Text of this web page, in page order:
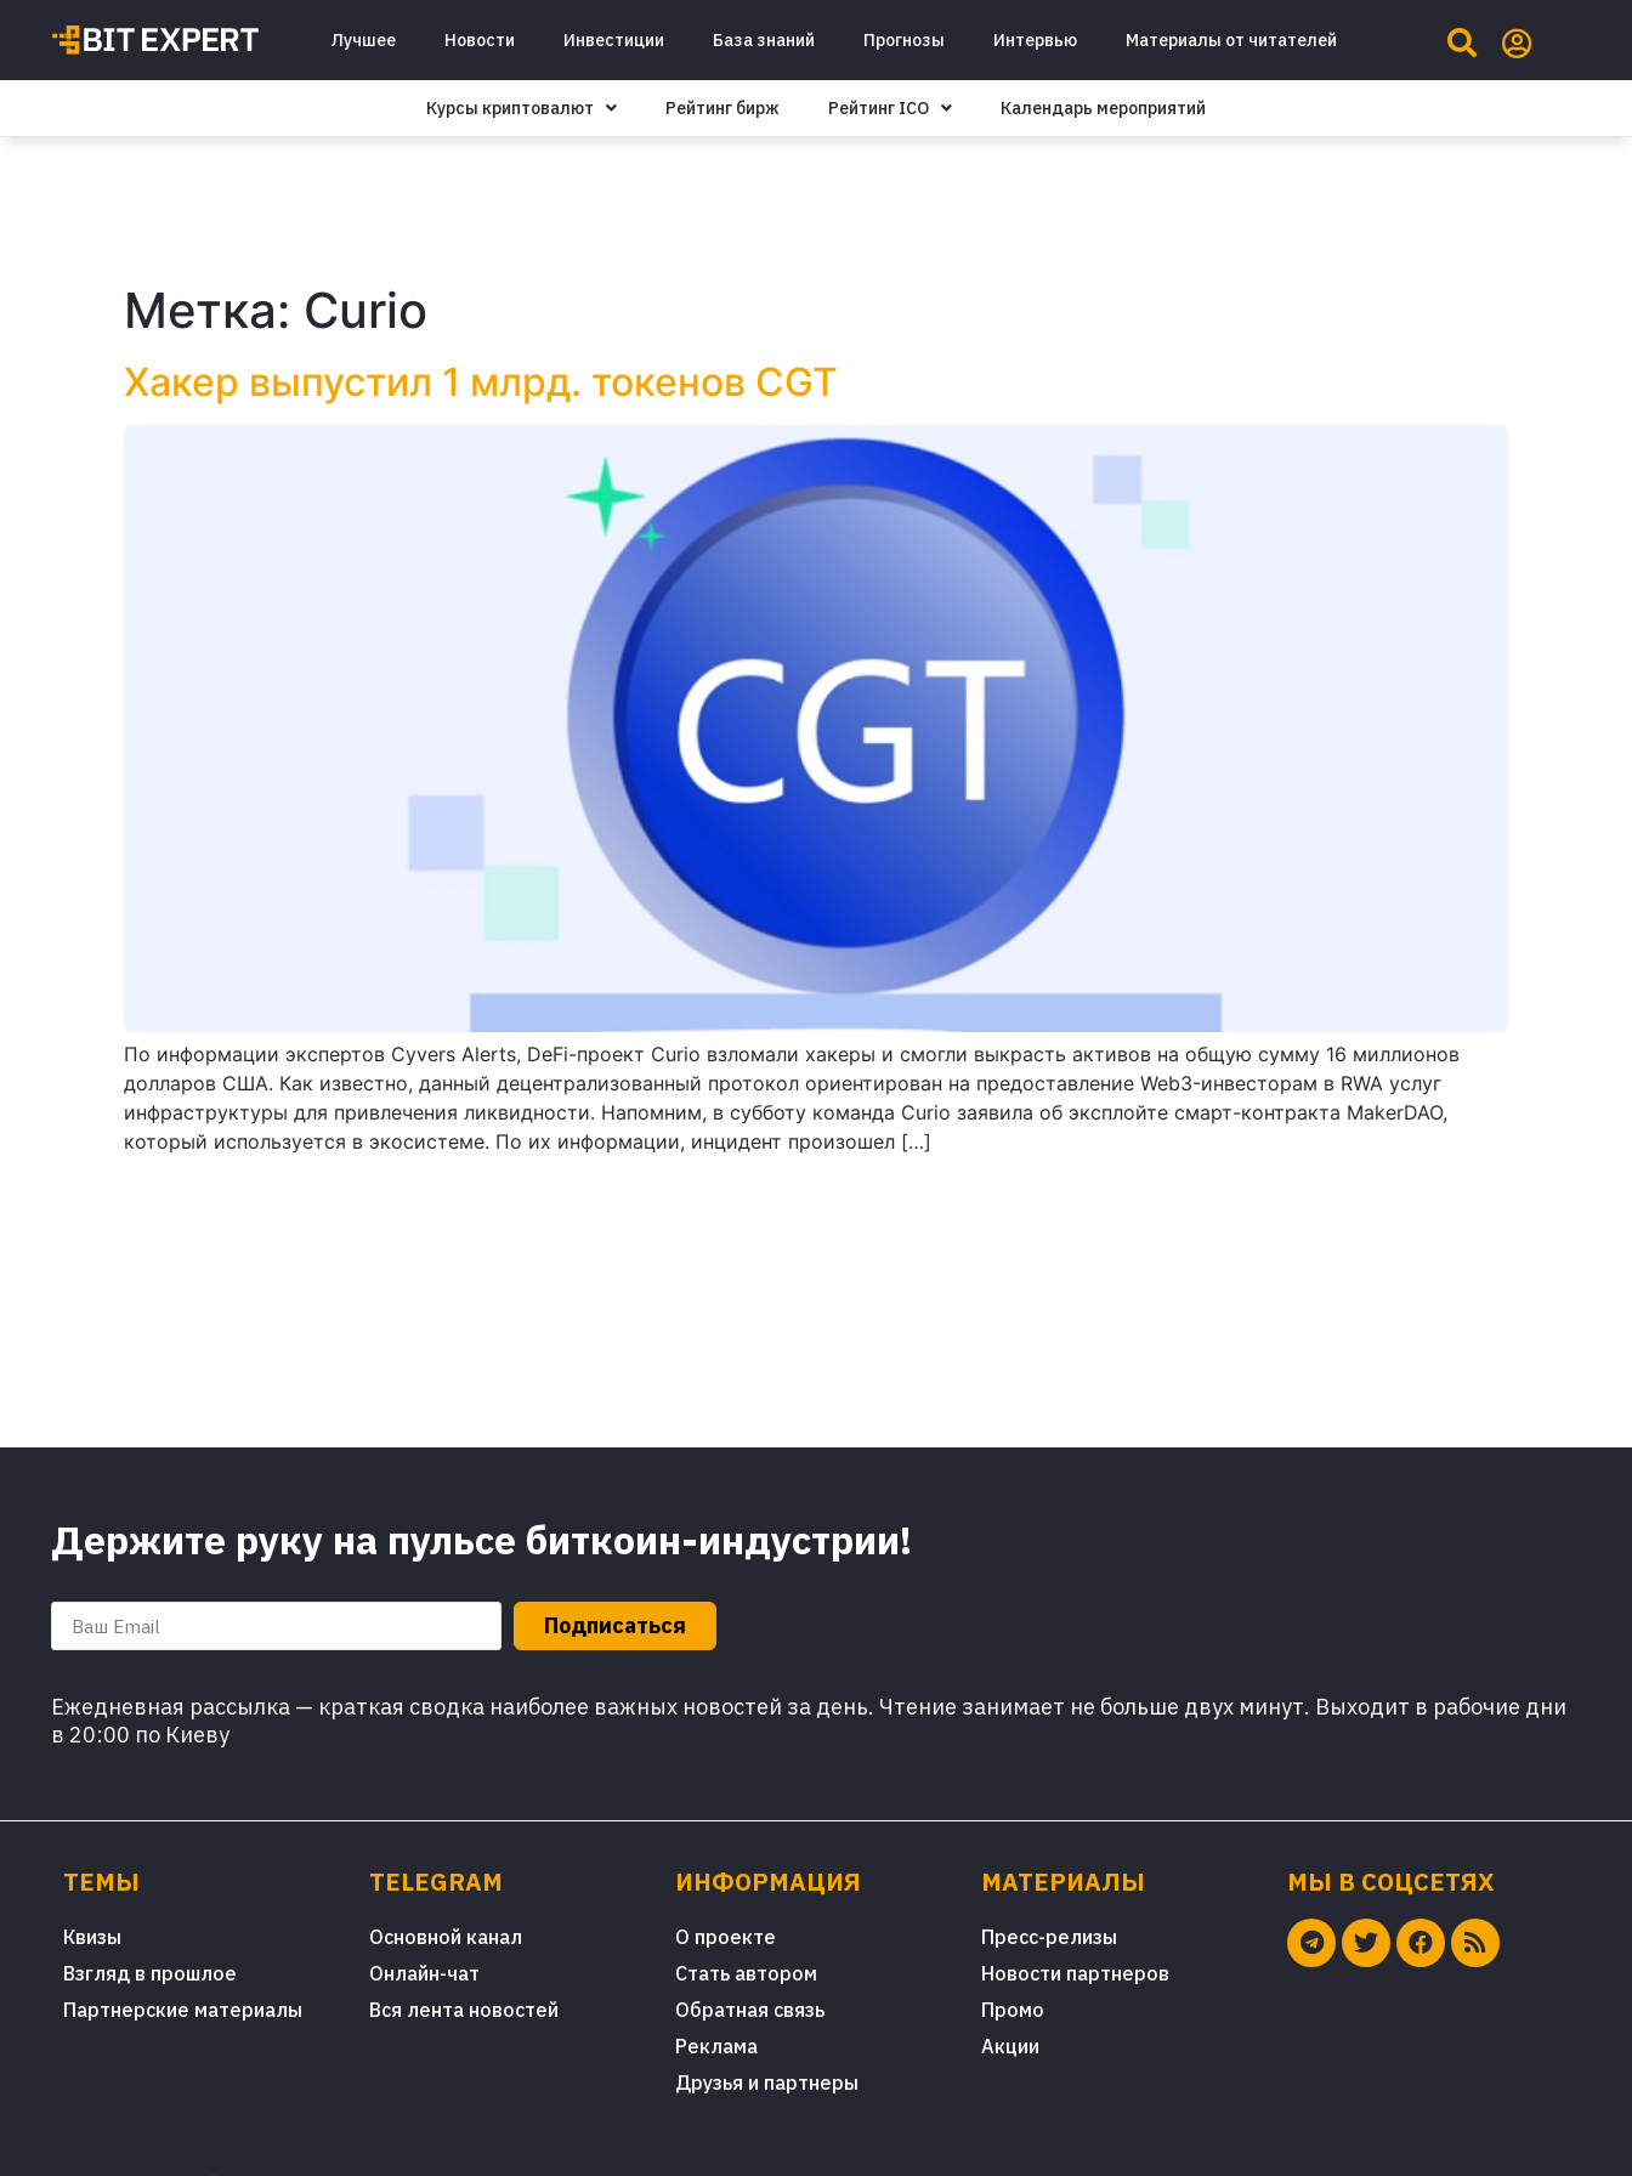
Лучшее Новости Инвестиции База знаний Прогнозы Интервью Материалы от читателей
Курсы криптовалют Рейтинг бирж Рейтинг ICO Календарь мероприятий
Метка: Curio
Хакер выпустил 1 млрд. токенов CGT
По информации экспертов Cyvers Alerts, DeFi-проект Curio взломали хакеры и смогли выкрасть активов на общую сумму 16 миллионов
долларов США. Как известно, данный децентрализованный протокол ориентирован на предоставление Web3-инвесторам в RWA услуг
инфраструктуры для привлечения ликвидности. Напомним, в субботу команда Curio заявила об эксплойте смарт-контракта MakerDAO,
который используется в экосистеме. По их информации, инцидент произошел […]
Держите руку на пульсе биткоин-индустрии!
Подписаться
Ежедневная рассылка — краткая сводка наиболее важных новостей за день. Чтение занимает не больше двух минут. Выходит в рабочие дни
в 20:00 по Киеву
ТЕМЫ
Квизы
Взгляд в прошлое
Партнерские материалы
TELEGRAM
Основной канал
Онлайн-чат
Вся лента новостей
ИНФОРМАЦИЯ
О проекте
Стать автором
Обратная связь
Реклама
Друзья и партнеры
МАТЕРИАЛЫ
Пресс-релизы
Новости партнеров
Промо
Акции
МЫ В СОЦСЕТЯХ